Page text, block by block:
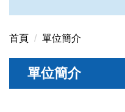
首頁 單位簡介
單位簡介